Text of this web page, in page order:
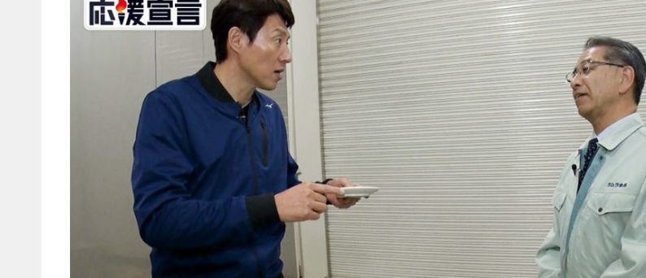
『アイ＝
E齋藤樹
ビュー